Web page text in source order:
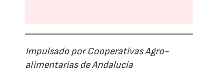
Impulsado por Cooperativas Agro-
alimentarias de Andalucía